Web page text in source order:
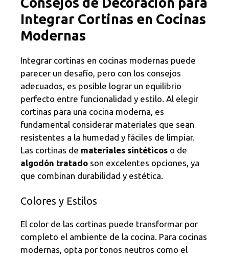
Integrar Cortinas en Cocinas
Modernas
Integrar cortinas en cocinas modernas puede
parecer un desafío, pero con los consejos
adecuados, es posible lograr un equilibrio
perfecto entre funcionalidad y estilo. Al elegir
cortinas para una cocina moderna, es
fundamental considerar materiales que sean
resistentes a la humedad y fáciles de limpiar.
Las cortinas de materiales sintéticos o de
algodón tratado son excelentes opciones, ya
que combinan durabilidad y estética.
Colores y Estilos
El color de las cortinas puede transformar por
completo el ambiente de la cocina. Para cocinas
modernas, opta por tonos neutros como el